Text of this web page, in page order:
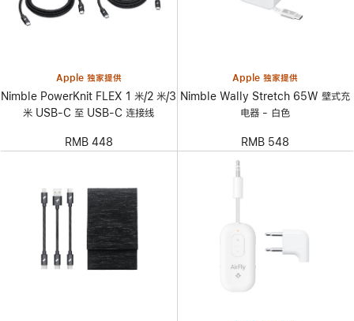
Apple 独家提供
Nimble PowerKnit FLEX 1 米/2 米/3
米 USB-C 至 USB-C 连接线
RMB 448
Apple 独家提供
Nimble Wally Stretch 65W 壁式充
电器 - 白色
RMB 548